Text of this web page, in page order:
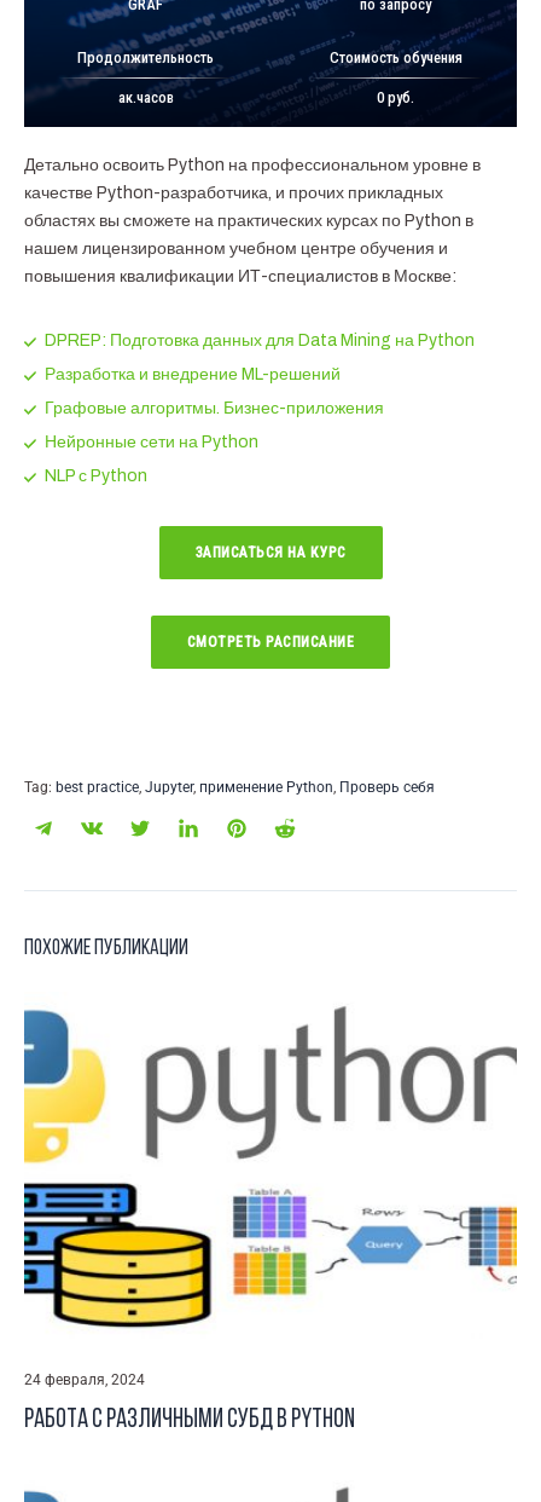
GRAF по запросу
Продолжительность
ак.часов
Стоимость обучения
0 руб.
Детально освоить Python на профессиональном уровне в
качестве Python-разработчика, и прочих прикладных
областях вы сможете на практических курсах по Python в
нашем лицензированном учебном центре обучения и
повышения квалификации ИТ-специалистов в Москве:
DPREP: Подготовка данных для Data Mining на Python
Разработка и внедрение ML-решений
Графовые алгоритмы. Бизнес-приложения
Нейронные сети на Python
NLP с Python
ЗАПИСАТЬСЯ НА КУРС
СМОТРЕТЬ РАCПИСАНИЕ
Tag: best practice, Jupyter, применение Python, Проверь себя
Похожие публикации
24 февраля, 2024
Работа с различными СУБД в Python